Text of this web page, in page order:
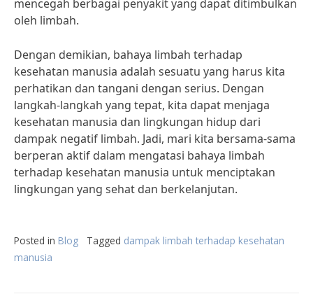
mencegah berbagai penyakit yang dapat ditimbulkan
oleh limbah.
Dengan demikian, bahaya limbah terhadap
kesehatan manusia adalah sesuatu yang harus kita
perhatikan dan tangani dengan serius. Dengan
langkah-langkah yang tepat, kita dapat menjaga
kesehatan manusia dan lingkungan hidup dari
dampak negatif limbah. Jadi, mari kita bersama-sama
berperan aktif dalam mengatasi bahaya limbah
terhadap kesehatan manusia untuk menciptakan
lingkungan yang sehat dan berkelanjutan.
Posted in Blog Tagged dampak limbah terhadap kesehatan
manusia